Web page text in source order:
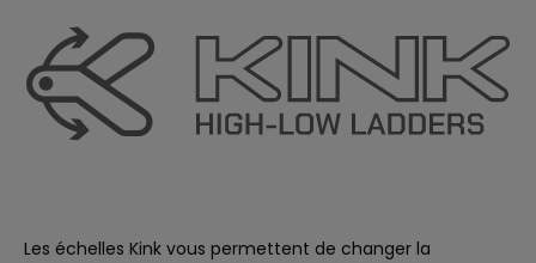
Les échelles Kink vous permettent de changer la